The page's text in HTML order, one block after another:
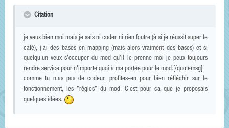
Citation
je veux bien moi mais je sais ni coder ni rien foutre (à si je réussit super le
café), j'ai des bases en mapping (mais alors vraiment des bases) et si
quelqu'un veux s'occuper du mod qu'il le prenne moi je peux toujours
rendre service pour n'importe quoi à ma portée pour le mod.[/quotemsg]
comme tu n'as pas de codeur, profites-en pour bien réfléchir sur le
fonctionnement, les "règles" du mod. C'est pour ça que je proposais
quelques idées.